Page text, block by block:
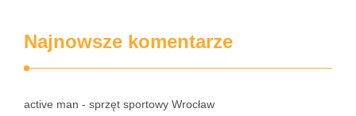
Najnowsze komentarze
active man - sprzęt sportowy Wrocław